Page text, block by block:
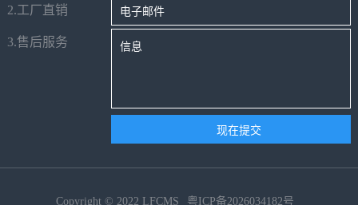
2.工厂直销
3.售后服务
Copyright © 2022 LFCMS 粤ICP备2026034182号